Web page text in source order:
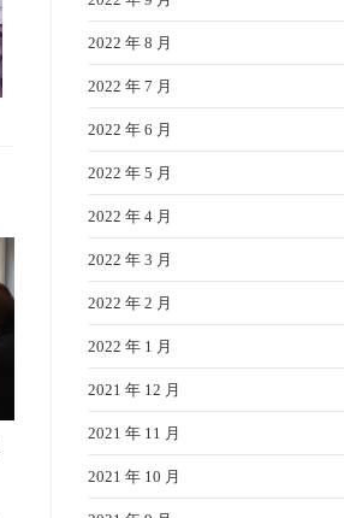
2022 年 8 月
2022 年 7 月
2022 年 6 月
2022 年 5 月
2022 年 4 月
2022 年 3 月
2022 年 2 月
2022 年 1 月
2021 年 12 月
2021 年 11 月
2021 年 10 月